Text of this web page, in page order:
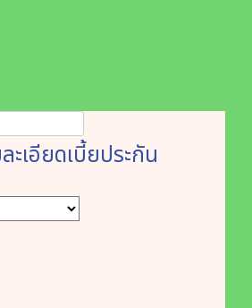
ะเอียดเบี้ยประกัน